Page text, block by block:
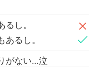
るし。
あるし。
がない…泣